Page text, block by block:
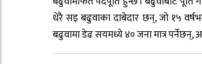
धेरै सइ बढुवाका दाबेदार छन्, जो १५
बढुवामा डेढ सयमध्ये ४० जना मात्र पर्नेछन्,